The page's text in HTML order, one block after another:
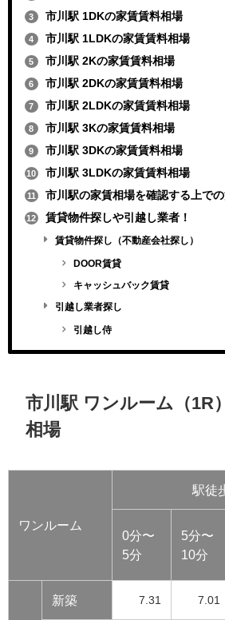
3 市川駅 1DKの家賃賃料相場
4 市川駅 1LDKの家賃賃料相場
5 市川駅 2Kの家賃賃料相場
6 市川駅 2DKの家賃賃料相場
7 市川駅 2LDKの家賃賃料相場
8 市川駅 3Kの家賃賃料相場
9 市川駅 3DKの家賃賃料相場
10 市川駅 3LDKの家賃賃料相場
11 市川駅の家賃相場を確認する上での
12 賃貸物件探しや引越し業者！
賃貸物件探し（不動産会社探し）
DOOR賃貸
キャッシュバック賃貸
引越し業者探し
引越し侍
市川駅 ワンルーム（1R
相場
ワンルーム
駅徒
0分〜
5分
5分〜
10分
新築 7.31 7.01